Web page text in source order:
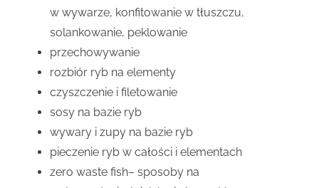
w wywarze, konfitowanie w tłuszczu,
solankowanie, peklowanie
przechowywanie
rozbiór ryb na elementy
czyszczenie i filetowanie
sosy na bazie ryb
wywary i zupy na bazie ryb
pieczenie ryb w całości i elementach
zero waste fish– sposoby na